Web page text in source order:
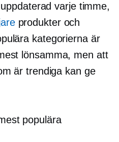
varje timme,
produkter och
kategorierna är
lönsamma, men att
är trendiga kan ge
populära